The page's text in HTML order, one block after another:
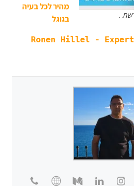
.
מהיר לכל בעיה
בגוגל
Ronen Hillel -